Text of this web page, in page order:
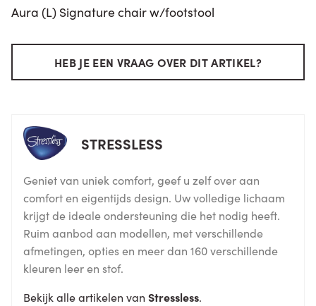
Aura (L) Signature chair w/footstool
HEB JE EEN VRAAG OVER DIT ARTIKEL?
STRESSLESS
Geniet van uniek comfort, geef u zelf over aan
comfort en eigentijds design. Uw volledige lichaam
krijgt de ideale ondersteuning die het nodig heeft.
Ruim aanbod aan modellen, met verschillende
afmetingen, opties en meer dan 160 verschillende
kleuren leer en stof.
Bekijk alle artikelen van Stressless.